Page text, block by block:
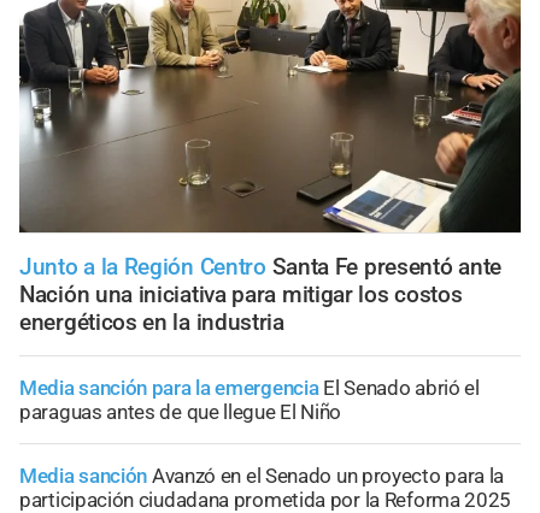
Junto a la Región Centro Santa Fe presentó ante
Nación una iniciativa para mitigar los costos
energéticos en la industria
Media sanción para la emergencia El Senado abrió el
paraguas antes de que llegue El Niño
Media sanción Avanzó en el Senado un proyecto para la
participación ciudadana prometida por la Reforma 2025